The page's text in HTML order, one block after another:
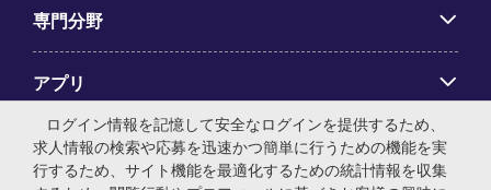
専門分野
アプリ
Employer Centre
ログイン情報を記憶して安全なログインを提供するため、
求人情報の検索や応募を迅速かつ簡単に行うための機能を実
行するため、サイト機能を最適化するための統計情報を収集